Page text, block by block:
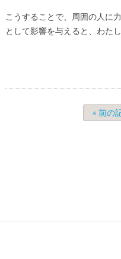
こうすることで、周囲の人に
として影響を与えると、わた
« 前の